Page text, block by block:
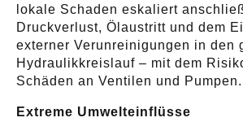
lokale Schaden eskaliert
Druckverlust, Ölaustritt und dem
externer Verunreinigungen in den
Hydraulikkreislauf – mit dem
Schäden an Ventilen und Pumpen.
Extreme Umwelteinflüsse